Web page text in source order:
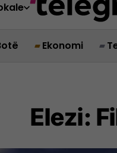
Ekonomi
Elezi: